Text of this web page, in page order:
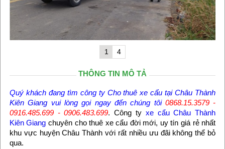
1 4
THÔNG TIN MÔ TẢ
Quý khách đang tìm công ty Cho thuê xe cẩu tại Châu Thành
Kiên Giang vui lòng gọi ngay đến chúng tôi 0868.15.3579 -
0916.485.699 - 0906.483.699. Công ty xe cẩu Châu Thành
Kiên Giang chuyên cho thuê xe cẩu đời mới, uy tín giá rẻ nhất
khu vực huyện Châu Thành với rất nhiều ưu đãi không thể bỏ
qua.